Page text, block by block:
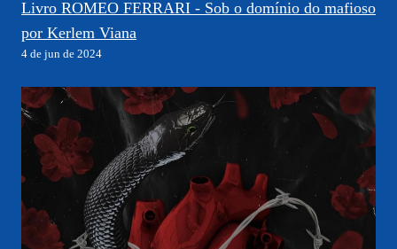
Livro ROMEO FERRARI - Sob o domínio do mafioso
por Kerlem Viana
4 de jun de 2024